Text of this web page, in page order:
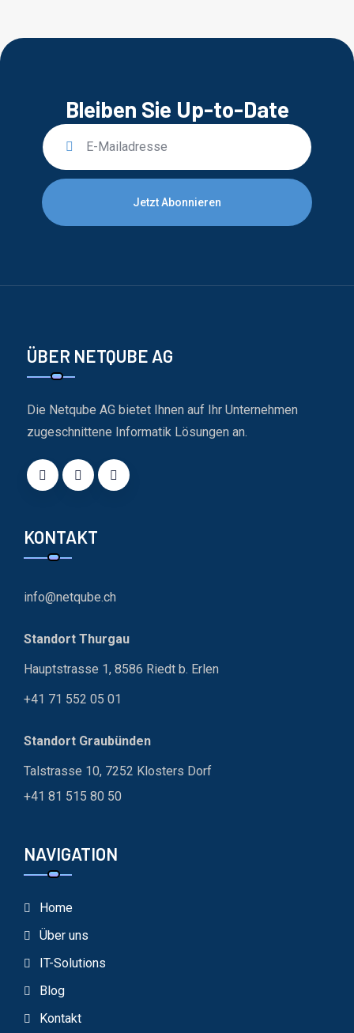
Bleiben Sie Up-to-Date
Jetzt Abonnieren
ÜBER NETQUBE AG
Die Netqube AG bietet Ihnen auf Ihr Unternehmen
zugeschnittene Informatik Lösungen an.
KONTAKT
info@netqube.ch
Standort Thurgau
Hauptstrasse 1, 8586 Riedt b. Erlen
+41 71 552 05 01
Standort Graubünden
Talstrasse 10, 7252 Klosters Dorf
+41 81 515 80 50
NAVIGATION
Home
Über uns
IT-Solutions
Blog
Kontakt